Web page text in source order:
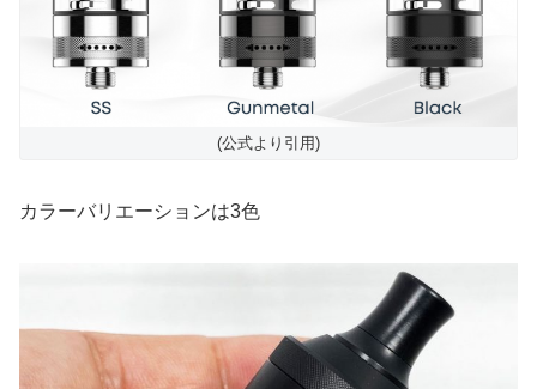
(公式より引用)
カラーバリエーションは3色